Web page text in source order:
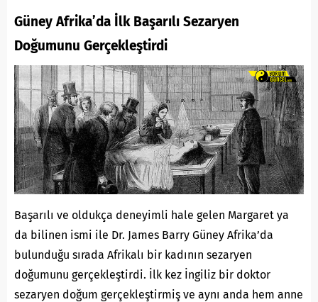
Güney Afrika’da İlk Başarılı Sezaryen
Doğumunu Gerçekleştirdi
Başarılı ve oldukça deneyimli hale gelen Margaret ya
da bilinen ismi ile Dr. James Barry Güney Afrika’da
bulunduğu sırada Afrikalı bir kadının sezaryen
doğumunu gerçekleştirdi. İlk kez İngiliz bir doktor
sezaryen doğum gerçekleştirmiş ve aynı anda hem anne